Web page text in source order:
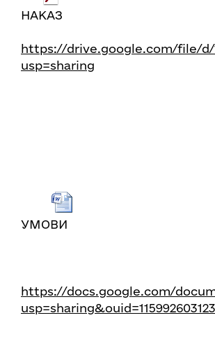
НАКАЗ
https://drive.google.com/file/d/
usp=sharing
УМОВИ
https://docs.google.com/